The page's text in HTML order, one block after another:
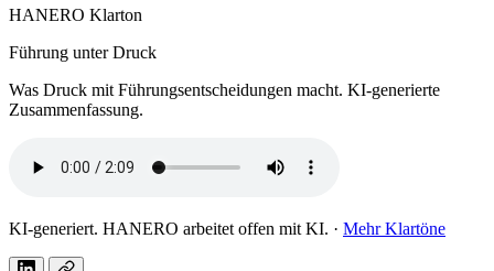
HANERO Klarton
Führung unter Druck
Was Druck mit Führungsentscheidungen macht. KI-generierte
Zusammenfassung.
KI-generiert. HANERO arbeitet offen mit KI. · Mehr Klartöne